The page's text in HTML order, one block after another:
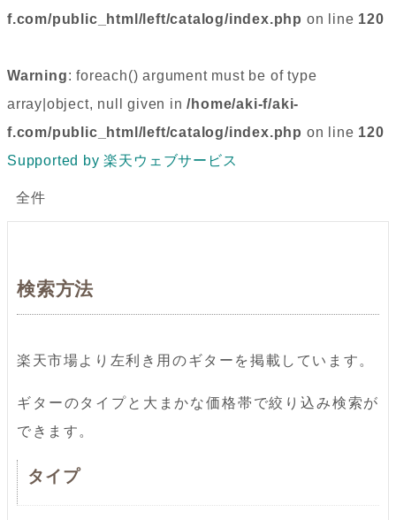
f.com/public_html/left/catalog/index.php on line 120
Warning: foreach() argument must be of type
array|object, null given in/home/aki-f/aki-
f.com/public_html/left/catalog/index.php on line 120
Supported by 楽天ウェブサービス
全件
検索方法
楽天市場より左利き用のギターを掲載しています。
ギターのタイプと大まかな価格帯で絞り込み検索が
できます。
タイプ